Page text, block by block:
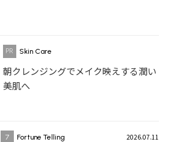
Skin Care
朝クレンジングでメイク映えする潤い
美肌へ
7 Fortune Telling 2026.07.11